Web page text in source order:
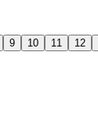
9 10 11 12